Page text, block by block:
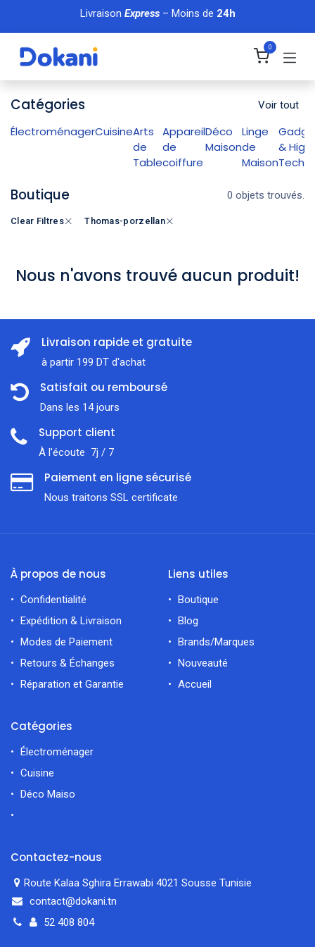
Se rendre au contenu
Livraison Express– Moins de 24h
0
Catégories Voir tout
ÉlectroménagerCuisineArts
de
Table
Appareil
de
coiffure
Déco
Maison
Linge
de
Maison
& High
Tech
Boutique 0 objets trouvés.
Clear Filtres Thomas-porzellan
Nous n'avons trouvé aucun produit!
Livraison rapide et gratuite
à partir 199 DT d'achat
Satisfait ou remboursé
Dans les 14 jours
Support client
À l'écoute 7j / 7
Paiement en ligne sécurisé
Nous traitons SSL сertificate
À propos de nous
Confidentialité
Expédition & Livraison
Modes de Paiement
Retours & Échanges
Réparation et Garantie
Liens utiles
Boutique
Blog
Brands/Marques
Nouveauté
Accueil
Catégories
Électroménager
Cuisine
Déco Maiso
Contactez-nous
Route Kalaa Sghira Errawabi 4021 Sousse Tunisie
contact@dokani.tn
52 408 804